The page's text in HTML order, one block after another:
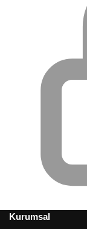
Kurumsal